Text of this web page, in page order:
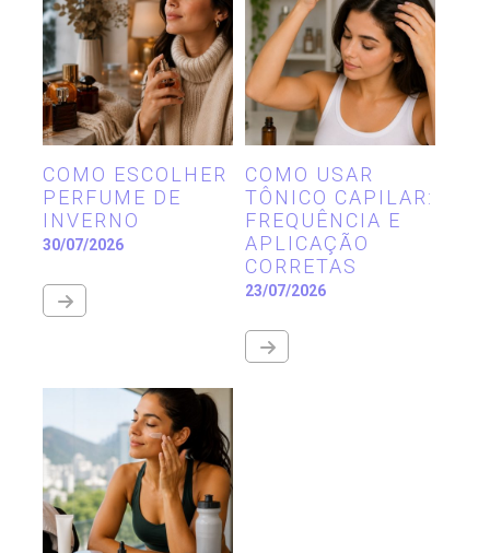
COMO ESCOLHER
PERFUME DE
INVERNO
30/07/2026
COMO USAR
TÔNICO CAPILAR:
FREQUÊNCIA E
APLICAÇÃO
CORRETAS
23/07/2026